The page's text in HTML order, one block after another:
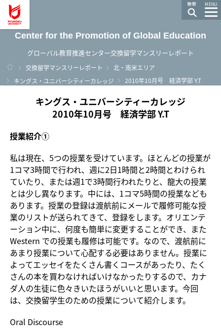
MENU
Center for the Promotion of Global Education
グローバル教育推進センター交換留学マンスリーレポート
ホーム
交換留学マンスリーレポート
北・南米エリア
キングス・ユニバーシティーカレッジ
2010年10月号 経済学部 Y.T
キングス・ユニバーシティーカレッジ
2010年10月号 経済学部 Y.T
授業紹介①
私は現在、5つの授業を受けています。ほとんどの授業が
1コマ3時間で行われ、週に2日1時間と2時間とわけられ
ていたり、または週1で3時間行われたりと、龍大の授業
とは少し異なります。中には、1コマ5時間の授業なども
あります。授業の登録は渡航前にメールで履修可能な授
業のリストが送られてきて、登録をします。オリエンテ
ーション中に、何度も簡単に変更することができ、また
Western での授業も履修は可能です。なので、渡航前に
あまり授業について心配する必要はありません。授業に
よってエッセイをたくさん書くコースがあったり、たく
さんの本を買わなければいけなかったりするので、カナ
ダ人の生徒に色々きいたほうがいいと思います。今回
は、交換留学生のための授業について紹介します。
Oral Discourse